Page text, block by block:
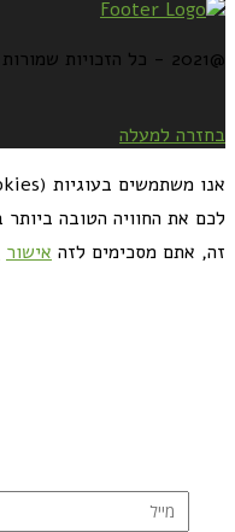
@2021 - כל הזכויות שמורות למירב גביש | ביצוע
בחזרה למעלה
לכם את החוויה הטובה
זה, אתם מסכימים לזה אישור